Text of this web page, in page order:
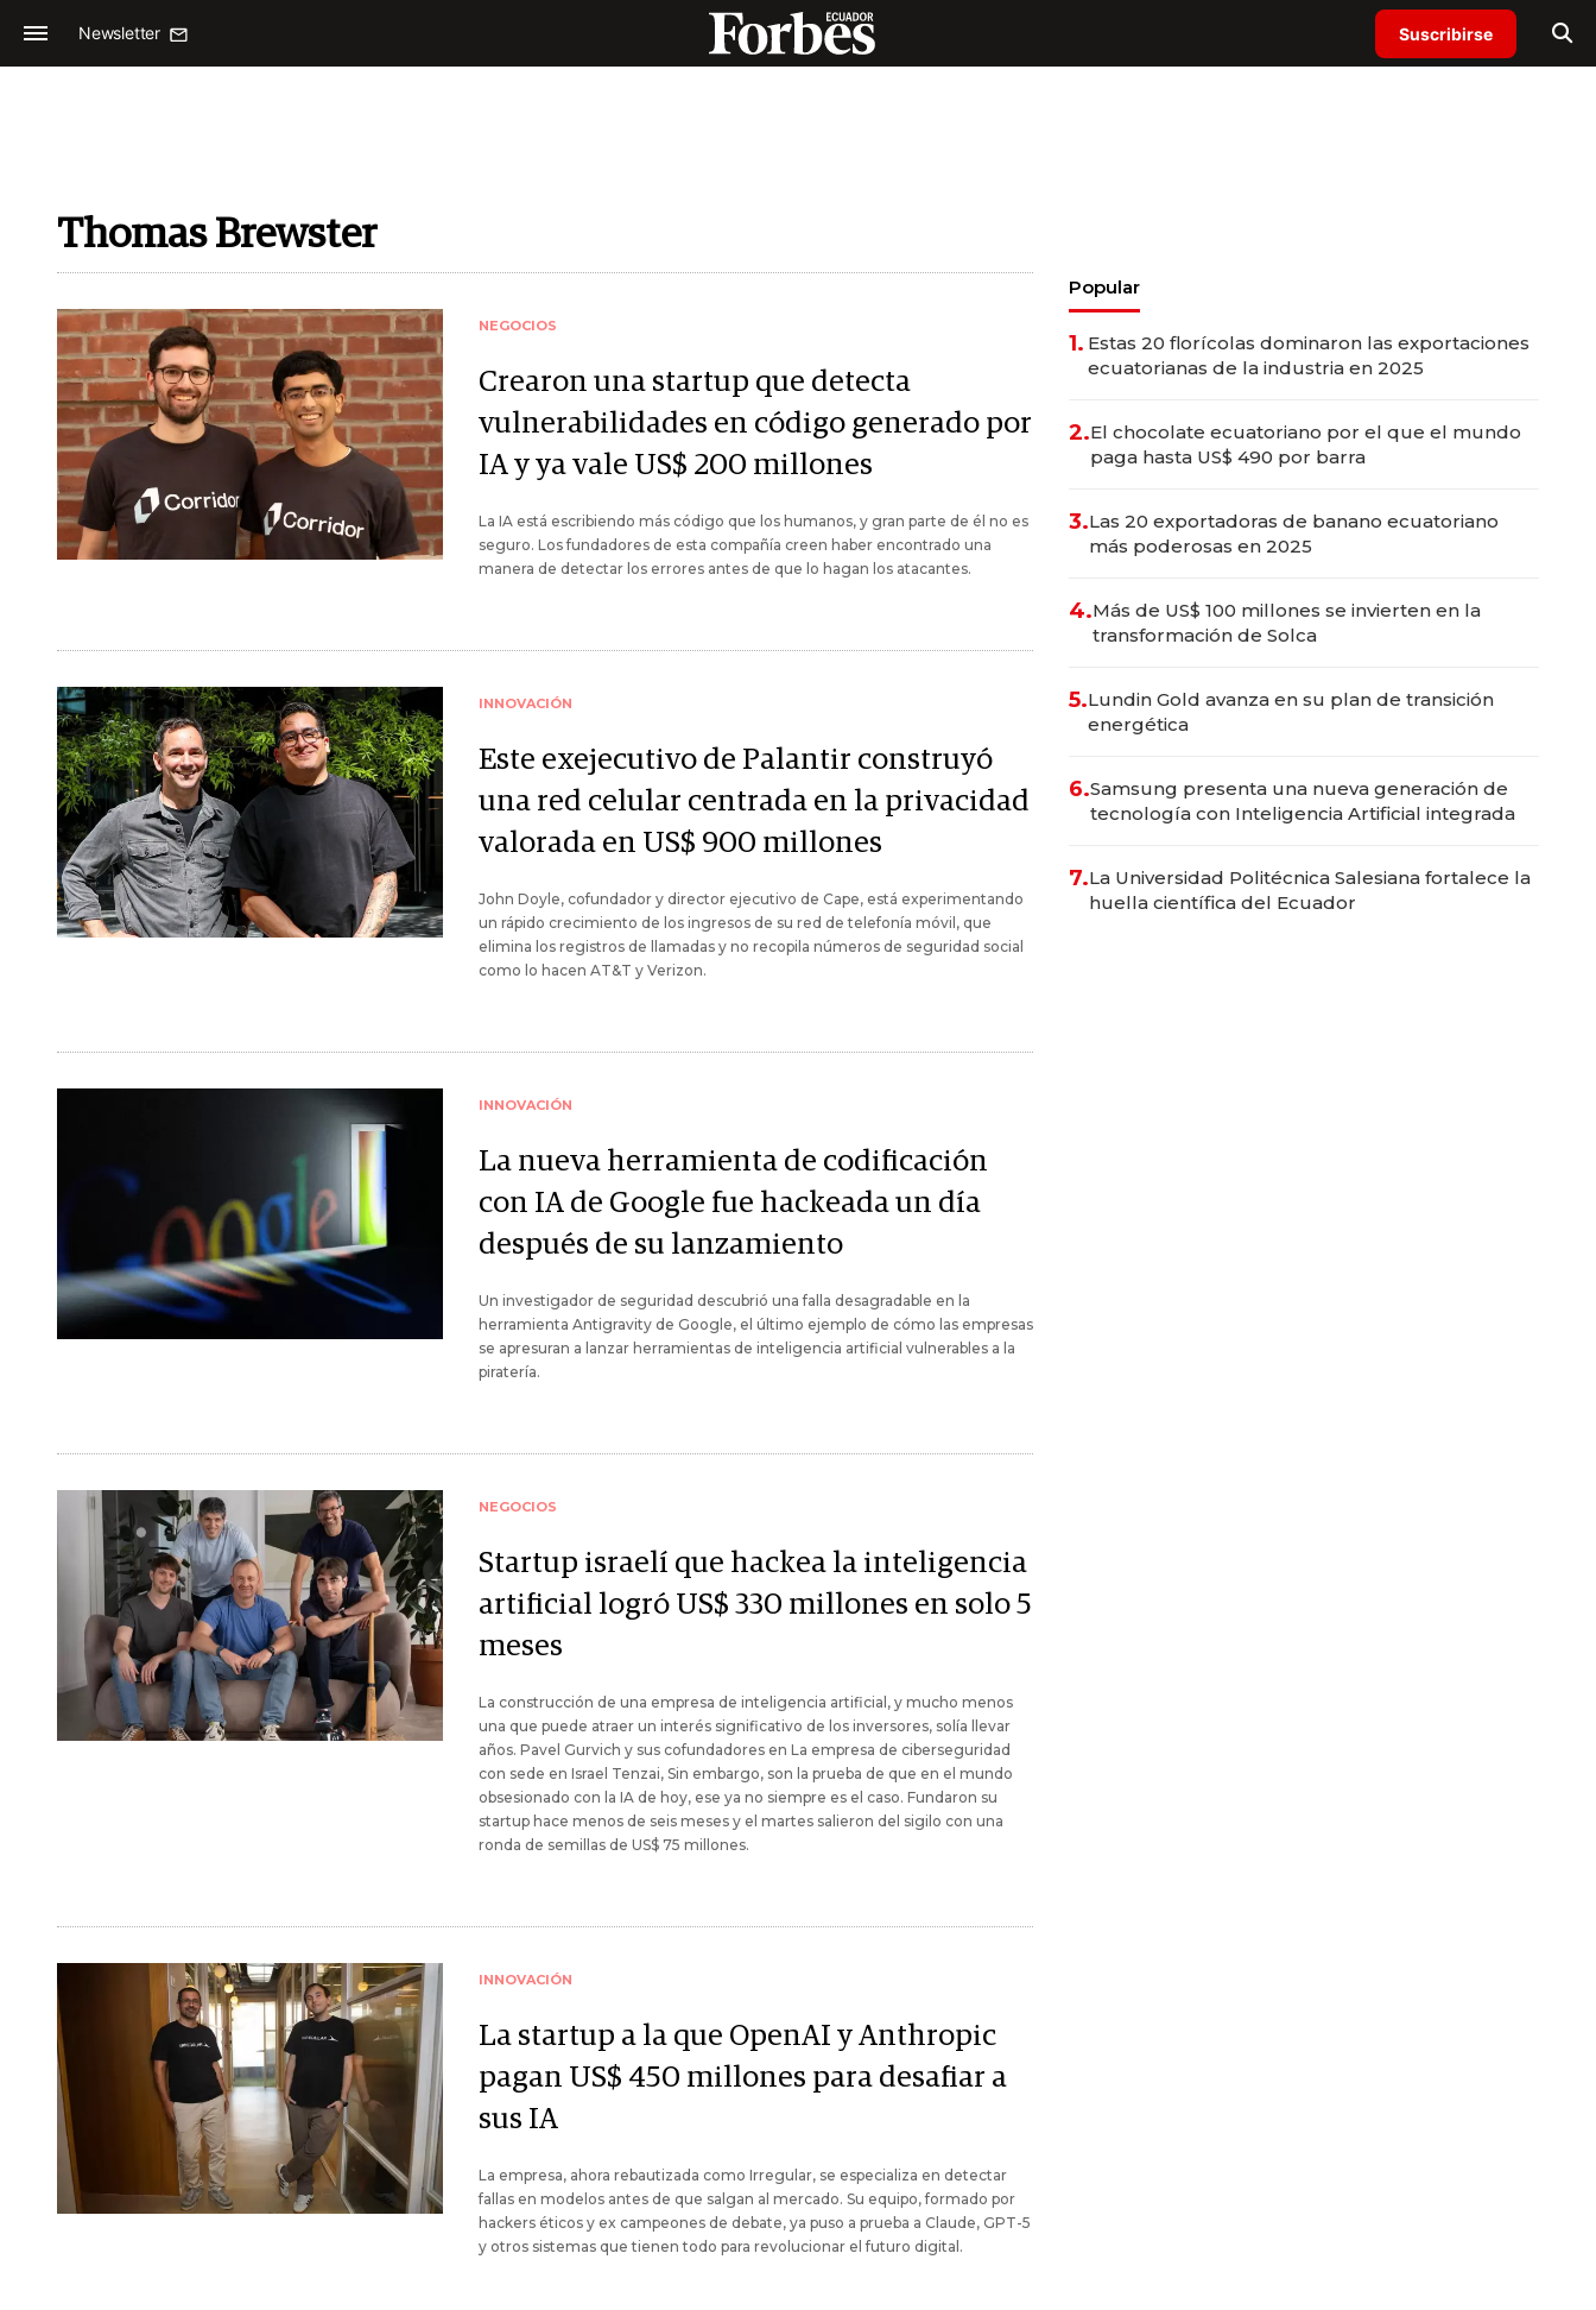
Newsletter Suscribirse
Thomas Brewster
NEGOCIOS
Crearon una startup que detecta
vulnerabilidades en código generado por
IA y ya vale US$ 200 millones
La IA está escribiendo más código que los humanos, y gran parte de él no es
seguro. Los fundadores de esta compañía creen haber encontrado una
manera de detectar los errores antes de que lo hagan los atacantes.
INNOVACIÓN
Este exejecutivo de Palantir construyó
una red celular centrada en la privacidad
valorada en US$ 900 millones
John Doyle, cofundador y director ejecutivo de Cape, está experimentando
un rápido crecimiento de los ingresos de su red de telefonía móvil, que
elimina los registros de llamadas y no recopila números de seguridad social
como lo hacen AT&T y Verizon.
INNOVACIÓN
La nueva herramienta de codificación
con IA de Google fue hackeada un día
después de su lanzamiento
Un investigador de seguridad descubrió una falla desagradable en la
herramienta Antigravity de Google, el último ejemplo de cómo las empresas
se apresuran a lanzar herramientas de inteligencia artificial vulnerables a la
piratería.
NEGOCIOS
Startup israelí que hackea la inteligencia
artificial logró US$ 330 millones en solo 5
meses
La construcción de una empresa de inteligencia artificial, y mucho menos
una que puede atraer un interés significativo de los inversores, solía llevar
años. Pavel Gurvich y sus cofundadores en La empresa de ciberseguridad
con sede en Israel Tenzai, Sin embargo, son la prueba de que en el mundo
obsesionado con la IA de hoy, ese ya no siempre es el caso. Fundaron su
startup hace menos de seis meses y el martes salieron del sigilo con una
ronda de semillas de US$ 75 millones.
INNOVACIÓN
La startup a la que OpenAI y Anthropic
pagan US$ 450 millones para desafiar a
sus IA
La empresa, ahora rebautizada como Irregular, se especializa en detectar
fallas en modelos antes de que salgan al mercado. Su equipo, formado por
hackers éticos y ex campeones de debate, ya puso a prueba a Claude, GPT-5
y otros sistemas que tienen todo para revolucionar el futuro digital.
Popular
1. Estas 20 florícolas dominaron las exportaciones
ecuatorianas de la industria en 2025
2.El chocolate ecuatoriano por el que el mundo
paga hasta US$ 490 por barra
3.Las 20 exportadoras de banano ecuatoriano
más poderosas en 2025
4.Más de US$ 100 millones se invierten en la
transformación de Solca
5.Lundin Gold avanza en su plan de transición
energética
6.Samsung presenta una nueva generación de
tecnología con Inteligencia Artificial integrada
7.La Universidad Politécnica Salesiana fortalece la
huella científica del Ecuador